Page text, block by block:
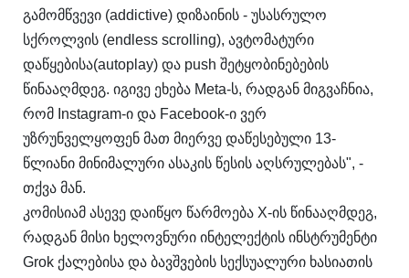
გამომწვევი (addictive) დიზაინის - უსასრულო
სქროლვის (endless scrolling), ავტომატური
დაწყებისა(autoplay) და push შეტყობინებების
წინააღმდეგ. იგივე ეხება Meta-ს, რადგან მიგვაჩნია,
რომ Instagram-ი და Facebook-ი ვერ
უზრუნველყოფენ მათ მიერვე დაწესებული 13-
წლიანი მინიმალური ასაკის წესის აღსრულებას", -
თქვა მან.
კომისიამ ასევე დაიწყო წარმოება X-ის წინააღმდეგ,
რადგან მისი ხელოვნური ინტელექტის ინსტრუმენტი
Grok ქალებისა და ბავშვების სექსუალური ხასიათის